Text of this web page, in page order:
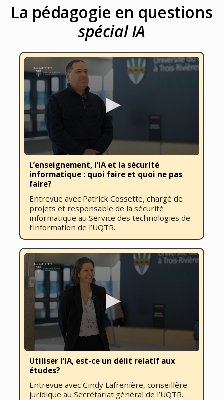
La pédagogie en questions
spécial IA
seconds
of
12
35
seconds
L’enseignement, l’IA et la sécurité
informatique : quoi faire et quoi ne pas
faire?
Entrevue avec Patrick Cossette, chargé de
projets et responsable de la sécurité
informatique au Service des technologies de
l’information de l’UQTR.
seconds
of
minutes,
46
Utiliser l’IA, est-ce un délit relatif aux
études?
Entrevue avec Cindy Lafrenière, conseillère
juridique au Secrétariat général de l’UQTR.